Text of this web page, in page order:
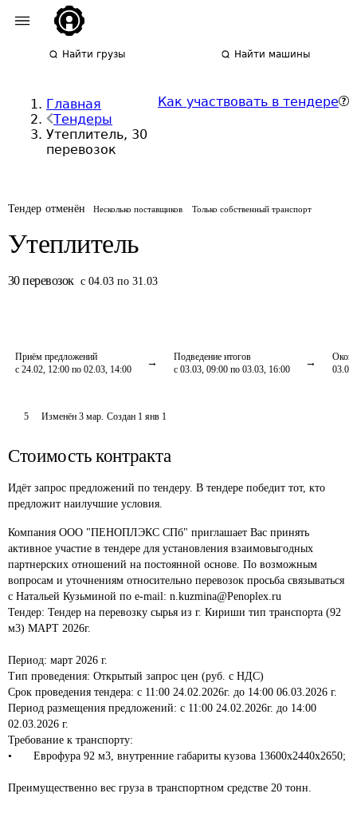
Найти грузы Найти машины
Главная
Тендеры
Утеплитель, 30
перевозок
Как участвовать в тендере
Тендер отменён Несколько поставщиков Только собственный транспорт
Утеплитель
30 перевозок с 04.03 по 31.03
Приём предложений
с 24.02, 12:00 по 02.03, 14:00
Подведение итогов
с 03.03, 09:00 по 03.03, 16:00
5 Изменён 3 мар. Создан 1 янв 1
Стоимость контракта
Идёт запрос предложений по тендеру. В тендере победит тот, кто
предложит наилучшие условия.
Компания ООО "ПЕНОПЛЭКС СПб" приглашает Вас принять
активное участие в тендере для установления взаимовыгодных
партнерских отношений на постоянной основе. По возможным
вопросам и уточнениям относительно перевозок просьба связываться
с Натальей Кузьминой по e-mail: n.kuzmina@Penoplex.ru
Тендер: Тендер на перевозку сырья из г. Кириши тип транспорта (92
м3) МАРТ 2026г.
Период: март 2026 г.
Тип проведения: Открытый запрос цен (руб. с НДС)
Срок проведения тендера: с 11:00 24.02.2026г. до 14:00 06.03.2026 г.
Период размещения предложений: с 11:00 24.02.2026г. до 14:00
02.03.2026 г.
Требование к транспорту:
•	Еврофура 92 м3, внутренние габариты кузова 13600х2440х2650;